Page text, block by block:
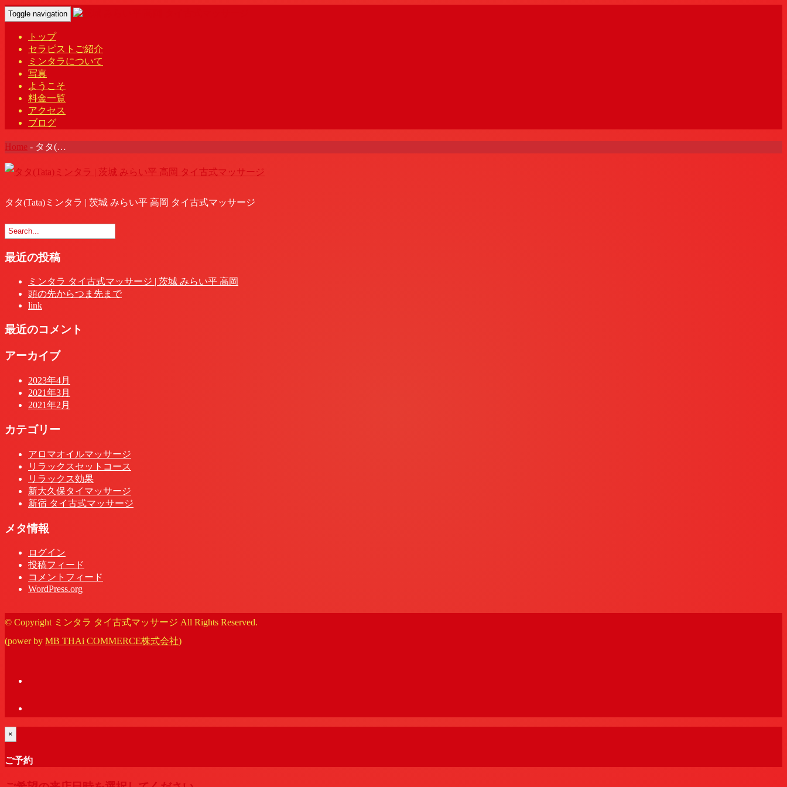
Toggle navigation
トップ
セラピストご紹介
ミンタラについて
写真
ようこそ
料金一覧
アクセス
ブログ
Home - タタ(…
タタ(Tata)ミンタラ | 茨城 みらい平 高岡 タイ古式マッサージ
最近の投稿
ミンタラ タイ古式マッサージ | 茨城 みらい平 高岡
頭の先からつま先まで
link
最近のコメント
アーカイブ
2023年4月
2021年3月
2021年2月
カテゴリー
アロマオイルマッサージ
リラックスセットコース
リラックス効果
新大久保タイマッサージ
新宿 タイ古式マッサージ
メタ情報
ログイン
投稿フィード
コメントフィード
WordPress.org
© Copyright ミンタラ タイ古式マッサージ All Rights Reserved.
(power by MB THAi COMMERCE株式会社)
×
ご予約